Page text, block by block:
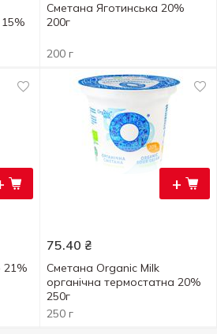
Сметана Яготинська 20%
200г
200 г
+
75.40 ₴
Сметана Organic Milk
органічна термостатна 20%
250г
250 г